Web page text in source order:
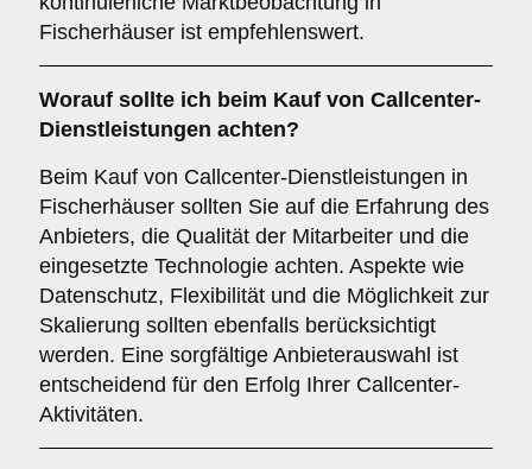
Fischerhäuser ist empfehlenswert.
Worauf sollte ich beim Kauf von Callcenter-
Dienstleistungen achten?
Beim Kauf von Callcenter-Dienstleistungen in
Fischerhäuser sollten Sie auf die Erfahrung des
Anbieters, die Qualität der Mitarbeiter und die
eingesetzte Technologie achten. Aspekte wie
Datenschutz, Flexibilität und die Möglichkeit zur
Skalierung sollten ebenfalls berücksichtigt
werden. Eine sorgfältige Anbieterauswahl ist
entscheidend für den Erfolg Ihrer Callcenter-
Aktivitäten.